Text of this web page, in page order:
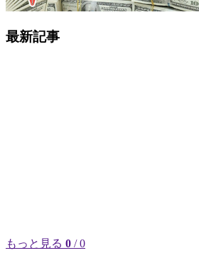
最新記事
もっと見る 0 / 0